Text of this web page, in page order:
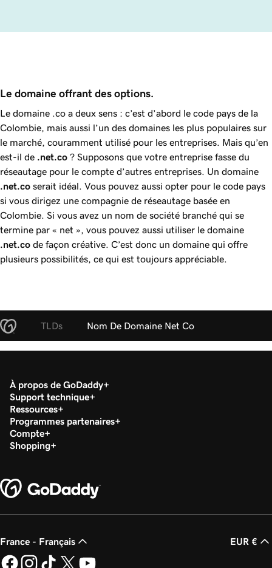
Le domaine offrant des options.
Le domaine .co a deux sens : c’est d’abord le code pays de la
Colombie, mais aussi l’un des domaines les plus populaires sur
le marché, couramment utilisé pour les entreprises. Mais qu’en
est-il de .net.co ? Supposons que votre entreprise fasse du
réseautage pour le compte d’autres entreprises. Un domaine
.net.co serait idéal. Vous pouvez aussi opter pour le code pays
si vous dirigez une compagnie de réseautage basée en
Colombie. Si vous avez un nom de société branché qui se
termine par « net », vous pouvez aussi utiliser le domaine
.net.co de façon créative. C’est donc un domaine qui offre
plusieurs possibilités, ce qui est toujours appréciable.
TLDs Nom De Domaine Net Co
À propos de GoDaddy
Support technique
Ressources
Programmes partenaires
Compte
Shopping
France - Français EUR €